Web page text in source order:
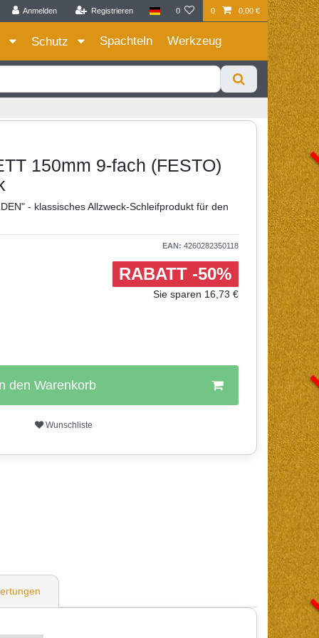
Anmelden Registrieren 0 0 0,00 €
Zum Privatkunden Shop bitte hier klicken
Schutz Spachteln Werkzeug
150mm 9-fach (FESTO)
- klassisches Allzweck-Schleifprodukt für den
EAN: 4260282350118
RABATT -50%
Sie sparen 16,73 €
den Warenkorb
Wunschliste